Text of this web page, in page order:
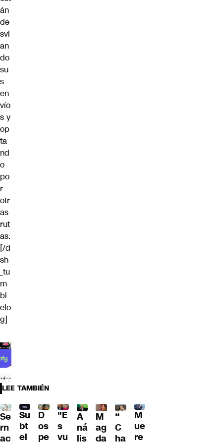
án
de
svi
an
do
su
s
en
vío
s y
op
ta
nd
o
po
r
otr
as
rut
as.
[/d
sh
_tu
m
bl
elo
g]
LEE TAMBIÉN
Se
rn
ac
Su
bt
el
D
os
pe
"E
s
vu
A
ná
lis
M
ag
da
“
C
ha
M
ue
re